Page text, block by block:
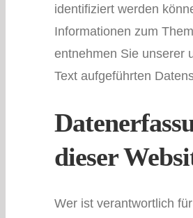
identifiziert werden
Informationen zum
entnehmen Sie unserer
Text aufgeführten
dieser
Wer ist verantwortlich